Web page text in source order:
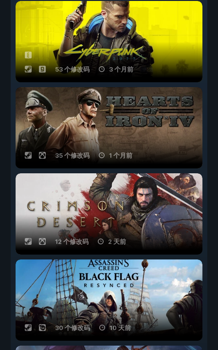
53 个修改码 3 个月前
35 个修改码 1 个月前
12 个修改码 2 天前
30 个修改码 10 天前